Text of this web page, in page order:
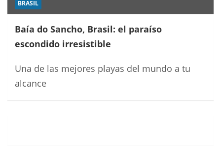
BRASIL
Baía do Sancho, Brasil: el paraíso
escondido irresistible
Una de las mejores playas del mundo a tu
alcance